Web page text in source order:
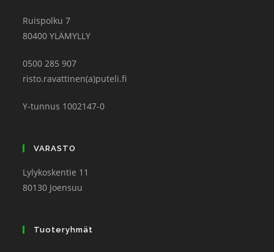
Ruispolku 7
80400 YLÄMYLLY
0500 285 907
risto.ravattinen(a)puteli.fi
Y-tunnus 1002147-0
VARASTO
Lylykoskentie 11
80130 Joensuu
Tuoteryhmät